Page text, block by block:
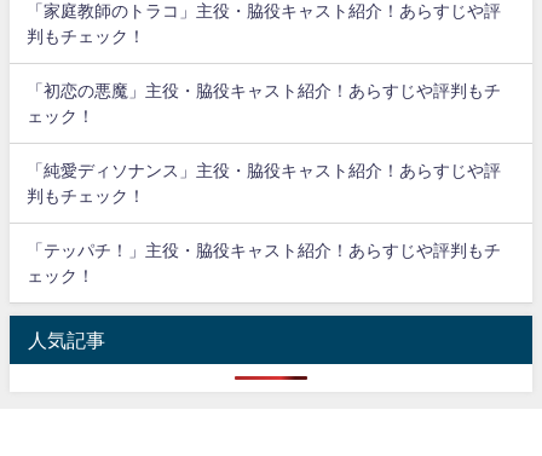
「家庭教師のトラコ」主役・脇役キャスト紹介！あらすじや評
判もチェック！
「初恋の悪魔」主役・脇役キャスト紹介！あらすじや評判もチ
ェック！
「純愛ディソナンス」主役・脇役キャスト紹介！あらすじや評
判もチェック！
「テッパチ！」主役・脇役キャスト紹介！あらすじや評判もチ
ェック！
人気記事